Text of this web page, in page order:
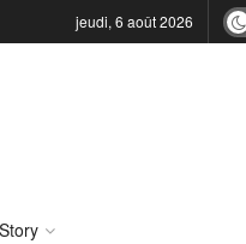
jeudi, 6 août 2026